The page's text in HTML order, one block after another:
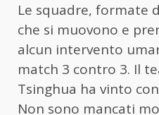
Le squadre, formate
che si muovono e
alcun intervento
match 3 contro 3. Il
Tsinghua ha vinto
Non sono mancati